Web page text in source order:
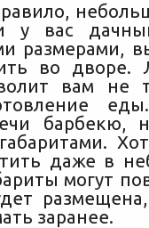
у вас
размерами,
во дворе.
вам не
барбекю,
даже в
могут
заранее.